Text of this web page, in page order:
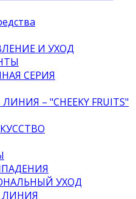
И УХОД
СЕРИЯ
– "CHEEKY FRUITS"
УХОД
ЛИНИЯ